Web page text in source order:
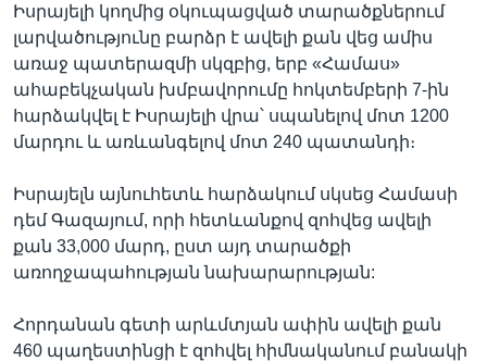
Իսրայելի կողմից օկուպացված տարածքներում
լարվածությունը բարձր է ավելի քան վեց ամիս
առաջ պատերազմի սկզբից, երբ «Համաս»
ահաբեկչական խմբավորումը հոկտեմբերի 7-ին
հարձակվել է Իսրայելի վրա՝ սպանելով մոտ 1200
մարդու և առևանգելով մոտ 240 պատանդի։
Իսրայելն այնուհետև հարձակում սկսեց Համասի
դեմ Գազայում, որի հետևանքով զոհվեց ավելի
քան 33,000 մարդ, ըստ այդ տարածքի
առողջապահության նախարարության:
Հորդանան գետի արևմտյան ափին ավելի քան
460 պաղեստինցի է զոհվել հիմնականում բանակի